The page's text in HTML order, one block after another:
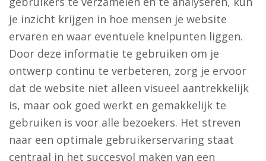
je inzicht krijgen in hoe mensen je website
ervaren en waar eventuele knelpunten liggen.
Door deze informatie te gebruiken om je
ontwerp continu te verbeteren, zorg je ervoor
dat de website niet alleen visueel aantrekkelijk
is, maar ook goed werkt en gemakkelijk te
gebruiken is voor alle bezoekers. Het streven
naar een optimale gebruikerservaring staat
centraal in het succesvol maken van een